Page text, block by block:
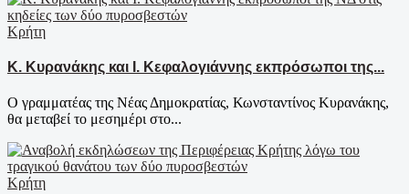
Κρήτη
Κ. Κυρανάκης και Ι. Κεφαλογιάννης εκπρόσωποι της...
Ο γραμματέας της Νέας Δημοκρατίας, Κωνσταντίνος Κυρανάκης,
θα μεταβεί το μεσημέρι στο...
Κρήτη